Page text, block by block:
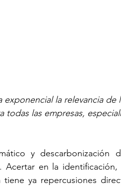
la relevancia de
todas las empresas,
y descarbonización
en la
ya repercusiones